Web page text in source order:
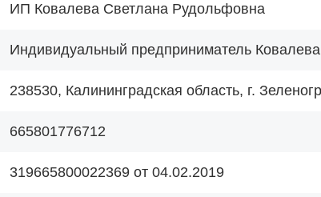
ИП Ковалева Светлана Рудольфовна
Индивидуальный предприниматель
238530, Калининградская область, г.
665801776712
319665800022369 от 04.02.2019